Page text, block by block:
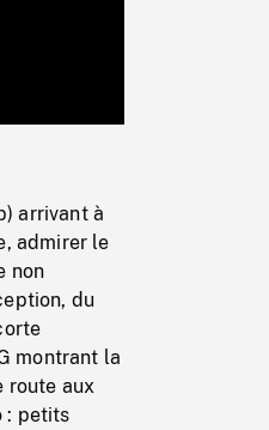
Rate
arrivant à
admirer le
non
du
montrant la
route aux
: petits